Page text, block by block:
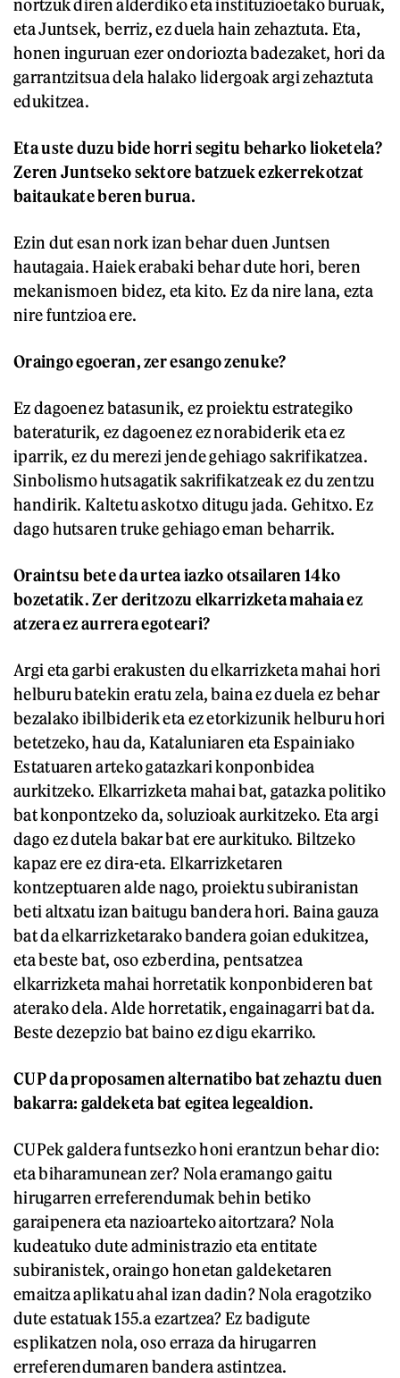
nortzuk diren alderdiko eta instituzioetako buruak,
eta Juntsek, berriz, ez duela hain zehaztuta. Eta,
honen inguruan ezer ondoriozta badezaket, hori da
garrantzitsua dela halako lidergoak argi zehaztuta
edukitzea.
Eta uste duzu bide horri segitu beharko lioketela?
Zeren Juntseko sektore batzuek ezkerrekotzat
baitaukate beren burua.
Ezin dut esan nork izan behar duen Juntsen
hautagaia. Haiek erabaki behar dute hori, beren
mekanismoen bidez, eta kito. Ez da nire lana, ezta
nire funtzioa ere.
Oraingo egoeran, zer esango zenuke?
Ez dagoenez batasunik, ez proiektu estrategiko
bateraturik, ez dagoenez ez norabiderik eta ez
iparrik, ez du merezi jende gehiago sakrifikatzea.
Sinbolismo hutsagatik sakrifikatzeak ez du zentzu
handirik. Kaltetu askotxo ditugu jada. Gehitxo. Ez
dago hutsaren truke gehiago eman beharrik.
Oraintsu bete da urtea iazko otsailaren 14ko
bozetatik. Zer deritzozu elkarrizketa mahaia ez
atzera ez aurrera egoteari?
Argi eta garbi erakusten du elkarrizketa mahai hori
helburu batekin eratu zela, baina ez duela ez behar
bezalako ibilbiderik eta ez etorkizunik helburu hori
betetzeko, hau da, Kataluniaren eta Espainiako
Estatuaren arteko gatazkari konponbidea
aurkitzeko. Elkarrizketa mahai bat, gatazka politiko
bat konpontzeko da, soluzioak aurkitzeko. Eta argi
dago ez dutela bakar bat ere aurkituko. Biltzeko
kapaz ere ez dira-eta. Elkarrizketaren
kontzeptuaren alde nago, proiektu subiranistan
beti altxatu izan baitugu bandera hori. Baina gauza
bat da elkarrizketarako bandera goian edukitzea,
eta beste bat, oso ezberdina, pentsatzea
elkarrizketa mahai horretatik konponbideren bat
aterako dela. Alde horretatik, engainagarri bat da.
Beste dezepzio bat baino ez digu ekarriko.
CUP da proposamen alternatibo bat zehaztu duen
bakarra: galdeketa bat egitea legealdion.
CUPek galdera funtsezko honi erantzun behar dio:
eta biharamunean zer? Nola eramango gaitu
hirugarren erreferendumak behin betiko
garaipenera eta nazioarteko aitortzara? Nola
kudeatuko dute administrazio eta entitate
subiranistek, oraingo honetan galdeketaren
emaitza aplikatu ahal izan dadin? Nola eragotziko
dute estatuak 155.a ezartzea? Ez badigute
esplikatzen nola, oso erraza da hirugarren
erreferendumaren bandera astintzea.